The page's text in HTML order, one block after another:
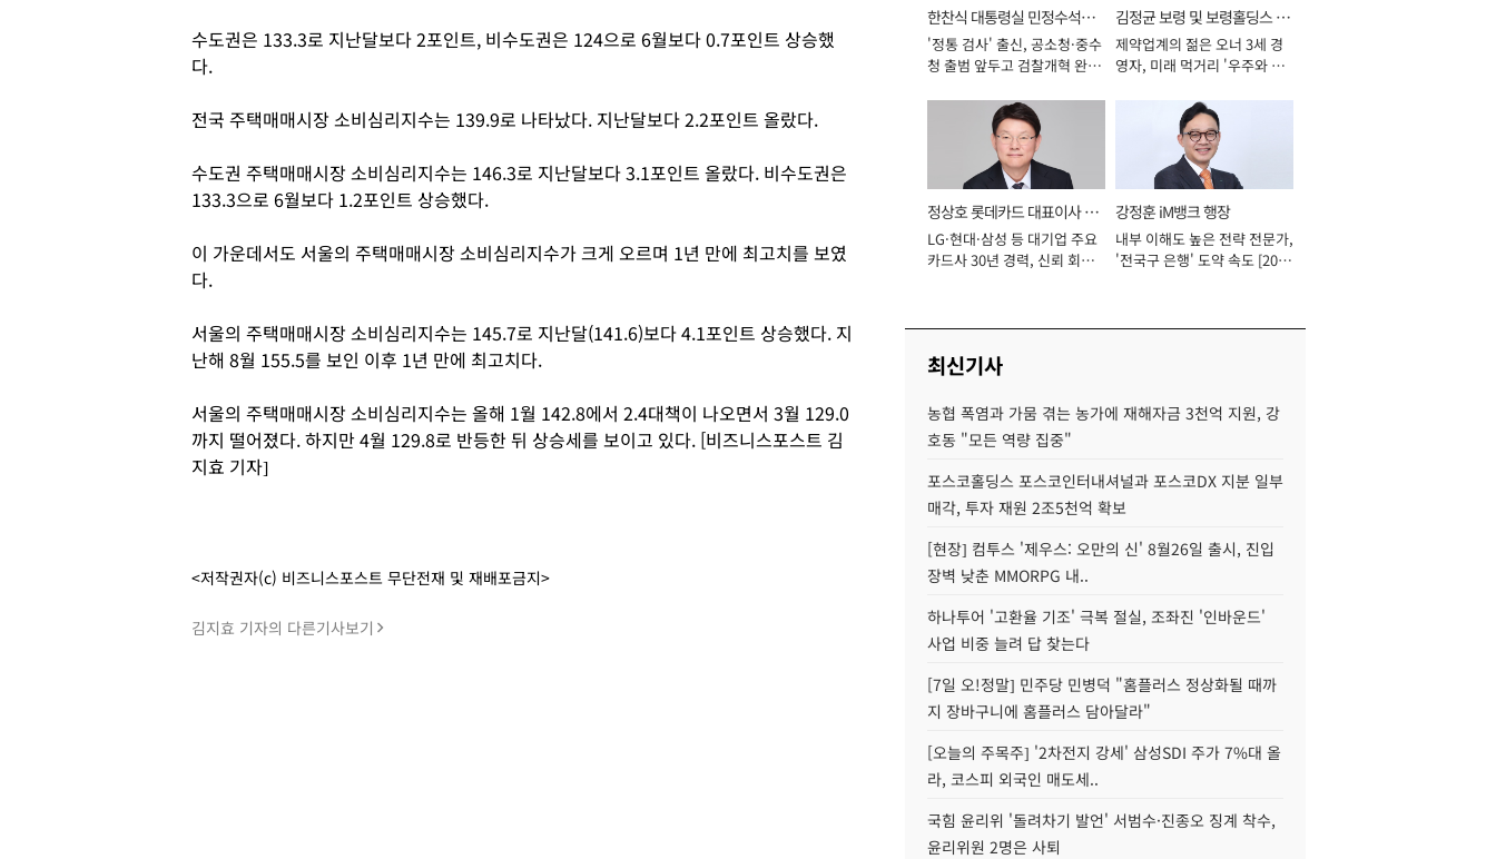
수도권은 133.3로 지난달보다 2포인트, 비수도권은 124으로 6월보다 0.7포인트 상승했
다.
전국 주택매매시장 소비심리지수는 139.9로 나타났다. 지난달보다 2.2포인트 올랐다.
수도권 주택매매시장 소비심리지수는 146.3로 지난달보다 3.1포인트 올랐다. 비수도권은
133.3으로 6월보다 1.2포인트 상승했다.
이 가운데서도 서울의 주택매매시장 소비심리지수가 크게 오르며 1년 만에 최고치를 보였
다.
서울의 주택매매시장 소비심리지수는 145.7로 지난달(141.6)보다 4.1포인트 상승했다. 지
난해 8월 155.5를 보인 이후 1년 만에 최고치다.
서울의 주택매매시장 소비심리지수는 올해 1월 142.8에서 2.4대책이 나오면서 3월 129.0
까지 떨어졌다. 하지만 4월 129.8로 반등한 뒤 상승세를 보이고 있다. [비즈니스포스트 김
지효 기자]
<저작권자(c) 비즈니스포스트 무단전재 및 재배포금지>
김지효 기자의 다른기사보기
한찬식 대통령실 민정수석비
서관
'정통 검사' 출신, 공소청·중수
청 출범 앞두고 검찰개혁 완수
김정균 보령 및 보령홀딩스 대
표이사 사장
제약업계의 젊은 오너 3세 경
영자, 미래 먹거리 '우주와 헬
정상호 롯데카드 대표이사 사
장
LG·현대·삼성 등 대기업 주요
카드사 30년 경력, 신뢰 회복
강정훈 iM뱅크 행장
내부 이해도 높은 전략 전문가,
'전국구 은행' 도약 속도 [2026
최신기사
농협 폭염과 가뭄 겪는 농가에 재해자금 3천억 지원, 강
호동 "모든 역량 집중"
포스코홀딩스 포스코인터내셔널과 포스코DX 지분 일부
매각, 투자 재원 2조5천억 확보
[현장] 컴투스 '제우스: 오만의 신' 8월26일 출시, 진입
장벽 낮춘 MMORPG 내..
하나투어 '고환율 기조' 극복 절실, 조좌진 '인바운드'
사업 비중 늘려 답 찾는다
[7일 오!정말] 민주당 민병덕 "홈플러스 정상화될 때까
지 장바구니에 홈플러스 담아달라"
[오늘의 주목주] '2차전지 강세' 삼성SDI 주가 7%대 올
라, 코스피 외국인 매도세..
국힘 윤리위 '돌려차기 발언' 서범수·진종오 징계 착수,
윤리위원 2명은 사퇴